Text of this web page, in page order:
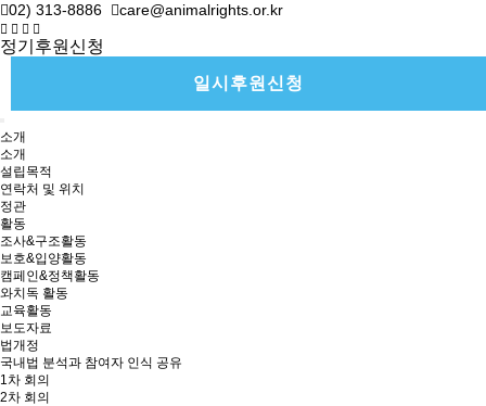
02) 313-8886 care@animalrights.or.kr
정기후원신청
일시후원신청
소개
소개
설립목적
연락처 및 위치
정관
활동
조사&구조활동
보호&입양활동
캠페인&정책활동
와치독 활동
교육활동
보도자료
법개정
국내법 분석과 참여자 인식 공유
1차 회의
2차 회의